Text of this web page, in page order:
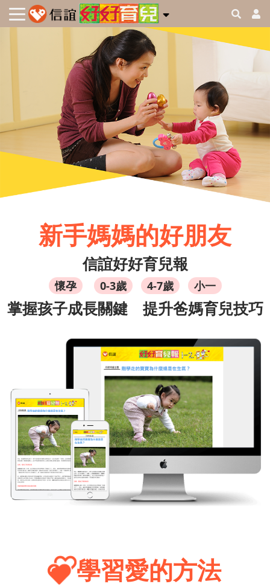
新手媽媽的好朋友
信誼好好育兒報
懷孕 0-3歲 4-7歲 小一
掌握孩子成長關鍵 提升爸媽育兒技巧
學習愛的方法